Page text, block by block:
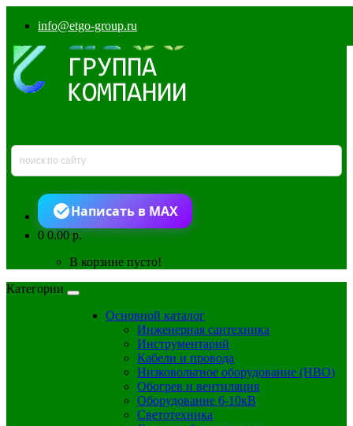
info@etgo-group.ru
Написать в MAX
00.00 р.
В корзине пусто!
Категории
Основной каталог
Инженерная сантехника
Инструментарий
Кабели и провода
Низковольтное оборудование (НВО)
Обогрев и вентиляция
Оборудование 6-10кВ
Светотехника